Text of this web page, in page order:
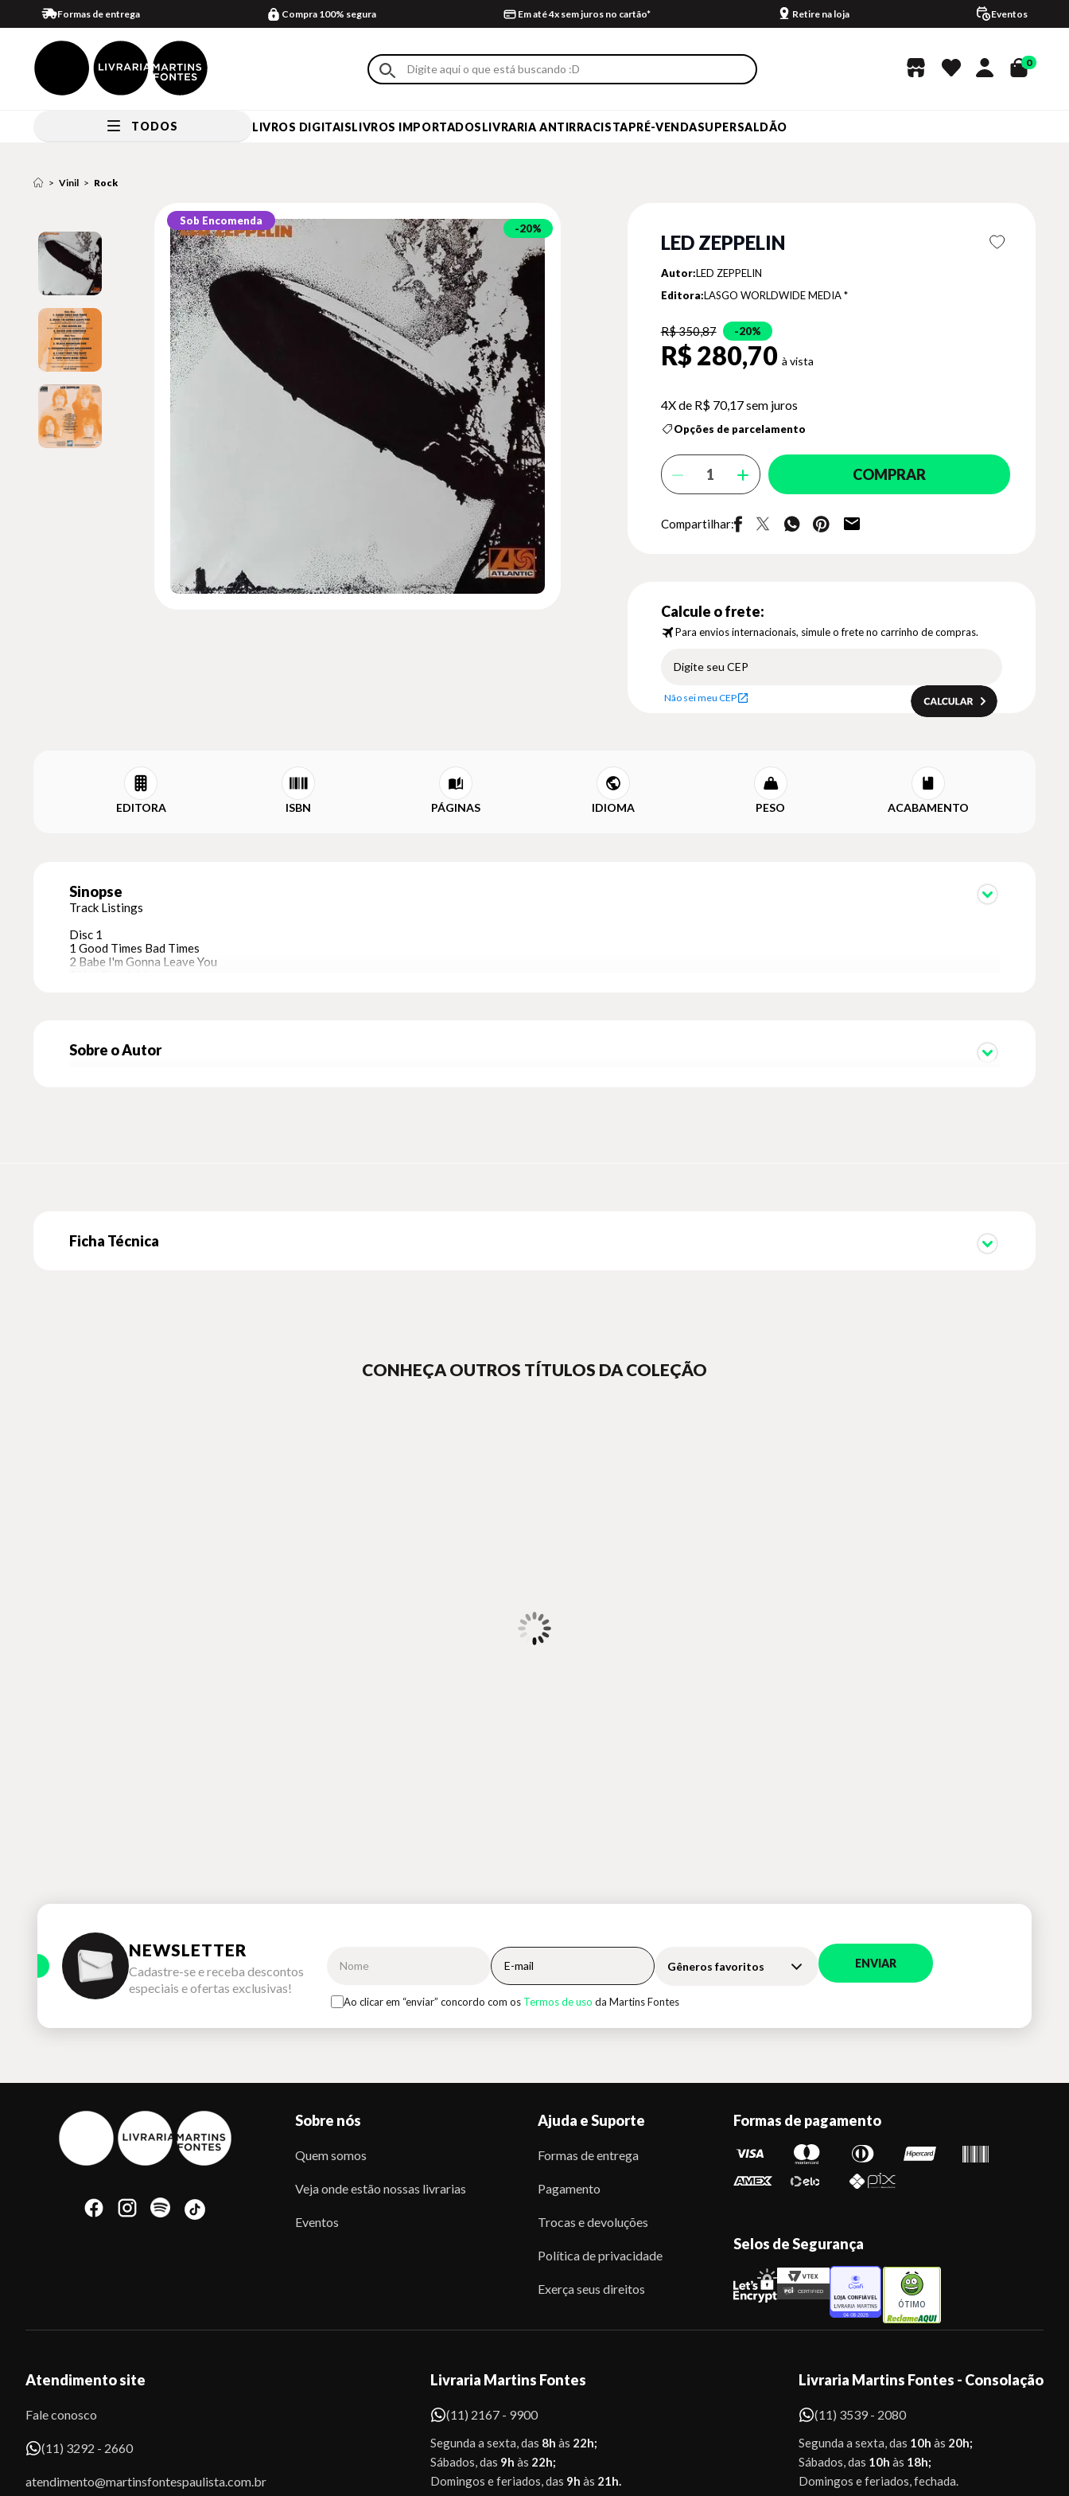
Formas de entrega Compra 100% segura Em até 4x sem juros no cartão* Retire na loja Eventos
0
TODOS LIVROS DIGITAISLIVROS IMPORTADOSLIVRARIA ANTIRRACISTAPRÉ-VENDASUPERSALDÃO
Vinil Rock
Sob Encomenda
20%
LED ZEPPELIN
Autor:LED ZEPPELIN
Editora:LASGO WORLDWIDE MEDIA *
R$ 350,87 20%
R$ 280,70
4X de R$ 70,17sem juros
Opções de parcelamento
COMPRAR
Compartilhar:
Calcule o frete:
Para envios internacionais, simule o frete no carrinho de compras.
Não sei meu CEP
EDITORA ISBN PÁGINAS IDIOMA PESO ACABAMENTO
Sinopse
Track Listings
Disc 1
1 Good Times Bad Times
2 Babe I'm Gonna Leave You
8 I Can't Quit You Baby
9 How Many More Times?
Sobre o Autor
Ficha Técnica
CONHEÇA OUTROS TÍTULOS DA COLEÇÃO
NEWSLETTER
Cadastre-se e receba descontos
especiais e ofertas exclusivas!
Gêneros favoritos ENVIAR
Ao clicar em “enviar” concordo com os Termos de uso da Martins Fontes
Sobre nós
Quem somos
Veja onde estão nossas livrarias
Eventos
Ajuda e Suporte
Formas de entrega
Pagamento
Trocas e devoluções
Política de privacidade
Exerça seus direitos
Formas de pagamento
Selos de Segurança
ÓTIMO
Atendimento site
Fale conosco
(11) 3292 - 2660
atendimento@martinsfontespaulista.com.br
Livraria Martins Fontes
(11) 2167 - 9900
Segunda a sexta, das 8h às 22h;
Sábados, das 9h às 22h;
Domingos e feriados, das 9h às 21h.
Livraria Martins Fontes - Consolação
(11) 3539 - 2080
Segunda a sexta, das 10h às 20h;
Sábados, das 10h às 18h;
Domingos e feriados, fechada.